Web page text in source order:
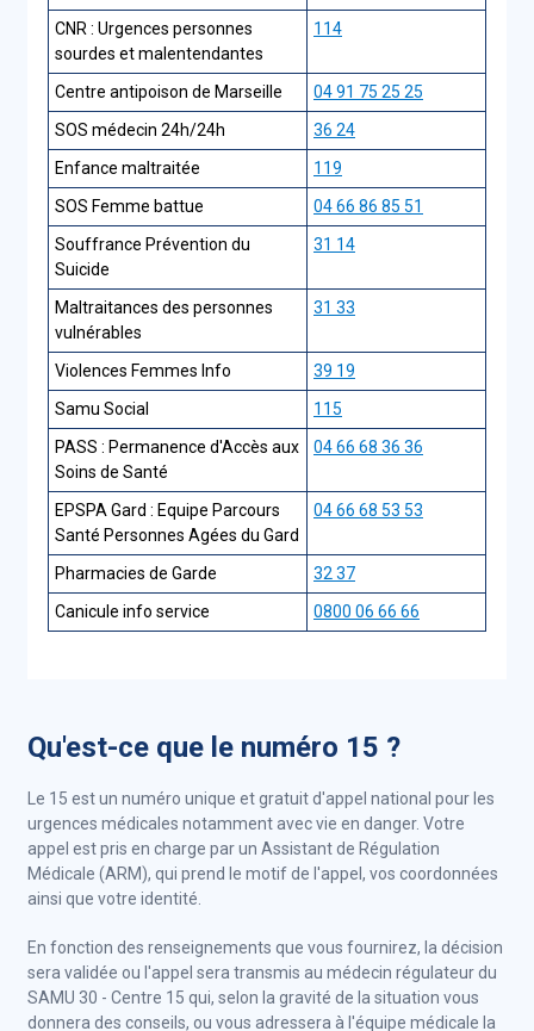
CNR : Urgences personnes
sourdes et malentendantes
114
Centre antipoison de Marseille
04 91 75 25 25
SOS médecin 24h/24h
36 24
Enfance maltraitée
119
SOS Femme battue
04 66 86 85 51
Souffrance Prévention du
Suicide
31 14
Maltraitances des personnes
vulnérables
31 33
Violences Femmes Info
39 19
Samu Social
115
PASS : Permanence d'Accès aux
Soins de Santé
04 66 68 36 36
EPSPA Gard : Equipe Parcours
Santé Personnes Agées du Gard
04 66 68 53 53
Pharmacies de Garde
32 37
Canicule info service
0800 06 66 66
Qu'est-ce que le numéro 15 ?
Le 15 est un numéro unique et gratuit d'appel national pour les
urgences médicales notamment avec vie en danger. Votre
appel est pris en charge par un Assistant de Régulation
Médicale (ARM), qui prend le motif de l'appel, vos coordonnées
ainsi que votre identité.
En fonction des renseignements que vous fournirez, la décision
sera validée ou l'appel sera transmis au médecin régulateur du
SAMU 30 - Centre 15 qui, selon la gravité de la situation vous
donnera des conseils, ou vous adressera à l'équipe médicale la